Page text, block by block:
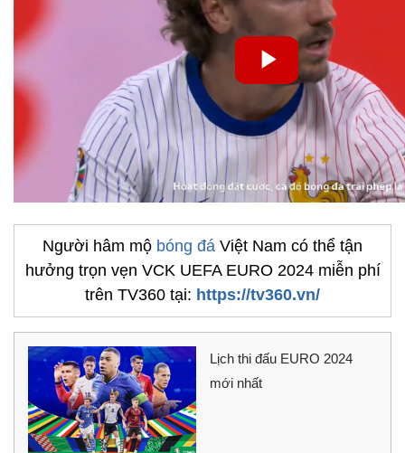
Người hâm mộ bóng đá Việt Nam có thể tận
hưởng trọn vẹn VCK UEFA EURO 2024 miễn phí
trên TV360 tại: https://tv360.vn/
Lịch thi đấu EURO 2024
mới nhất